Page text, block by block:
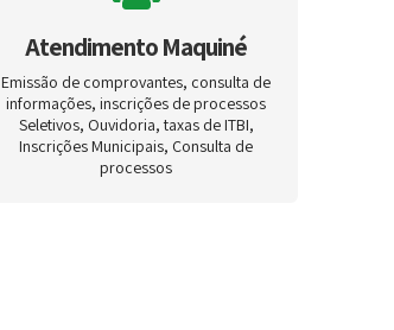
Atendimento Maquiné
Emissão de comprovantes, consulta de
informações, inscrições de processos
Seletivos, Ouvidoria, taxas de ITBI,
Inscrições Municipais, Consulta de
processos